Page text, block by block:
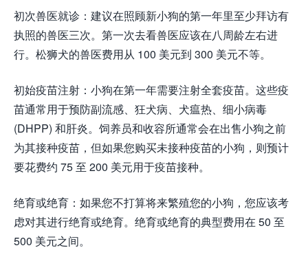
初次兽医就诊：建议在照顾新小狗的第一年里至少拜访有
执照的兽医三次。第一次去看兽医应该在八周龄左右进
行。松狮犬的兽医费用从 100 美元到 300 美元不等。
初始疫苗注射：小狗在第一年需要注射全套疫苗。这些疫
苗通常用于预防副流感、狂犬病、犬瘟热、细小病毒
(DHPP) 和肝炎。饲养员和收容所通常会在出售小狗之前
为其接种疫苗，但如果您购买未接种疫苗的小狗，则预计
要花费约 75 至 200 美元用于疫苗接种。
绝育或绝育：如果您不打算将来繁殖您的小狗，您应该考
虑对其进行绝育或绝育。绝育或绝育的典型费用在 50 至
500 美元之间。